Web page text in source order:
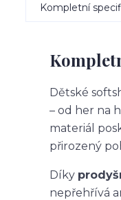
Kompletní
Dětské
– od her na
materiál
přirozený
Díky
nepřehřívá